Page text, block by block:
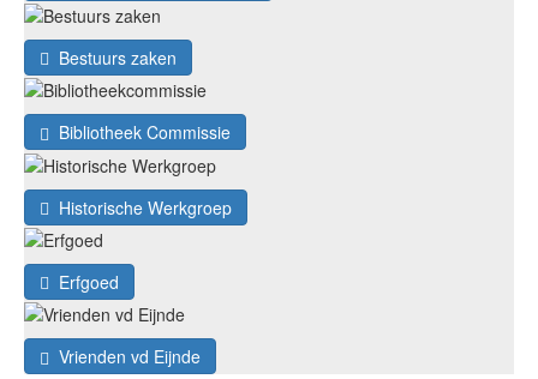
Bestuurs zaken
Bibliotheek Commissie
Historische Werkgroep
Erfgoed
Vrienden vd Eijnde